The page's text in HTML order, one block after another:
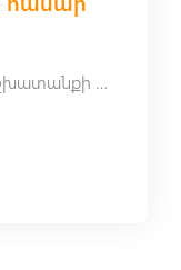
«Սովորում եմ աշխատելով»․ աշխատանքի տոնավաճառ ավագ դպրոցի աշակերտների համար